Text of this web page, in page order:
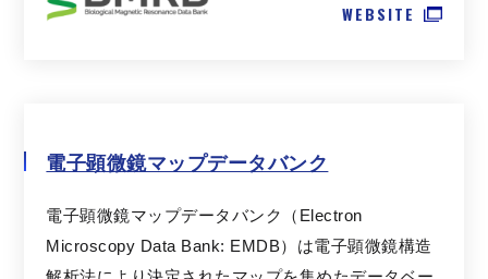
WEBSITE
電子顕微鏡マップデータバンク
電子顕微鏡マップデータバンク（Electron
Microscopy Data Bank: EMDB）は電子顕微鏡構造